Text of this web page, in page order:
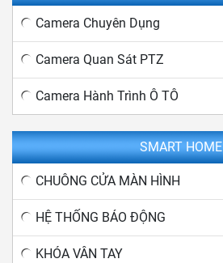
Camera Chuyên Dụng
Camera Quan Sát PTZ
Camera Hành Trình Ô TÔ
SMART HOME
CHUÔNG CỬA MÀN HÌNH
HỆ THỐNG BÁO ĐỘNG
KHÓA VÂN TAY